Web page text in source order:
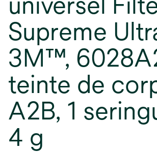
Supreme
3M™,
teinte de
A2B, 1
4 g